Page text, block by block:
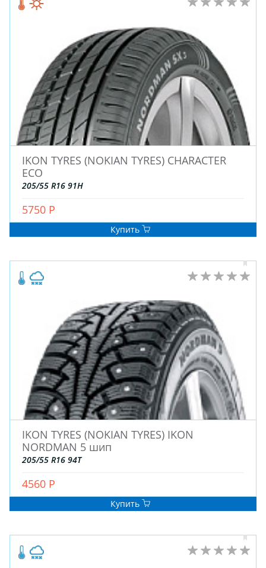
ДЛЯ ГРУЗОВЫХ АВТО
ДЛЯ ЛЕГКОВЫХ АВТО
ШИНЫ
ДИСКИ
IKON TYRES (NOKIAN TYRES) CHARACTER
ECO
205/55 R16 91H
5750 Р
Купить
IKON TYRES (NOKIAN TYRES) IKON
NORDMAN 5 шип
205/55 R16 94T
4560 Р
Купить